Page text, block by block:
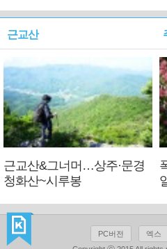
근교산
근교산&그너머…상주·문경
청화산~시루봉
PC버전 엑스